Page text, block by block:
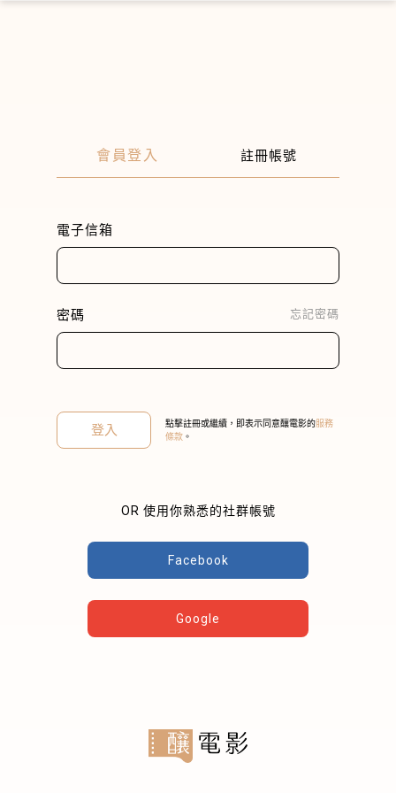
會員登入 註冊帳號
電子信箱
密碼 忘記密碼
登入 點擊註冊或繼續，即表示同意釀電影的服務
條款 。
OR 使用你熟悉的社群帳號
Facebook
Google